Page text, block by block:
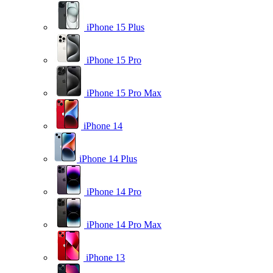
iPhone 15 Plus
iPhone 15 Pro
iPhone 15 Pro Max
iPhone 14
iPhone 14 Plus
iPhone 14 Pro
iPhone 14 Pro Max
iPhone 13